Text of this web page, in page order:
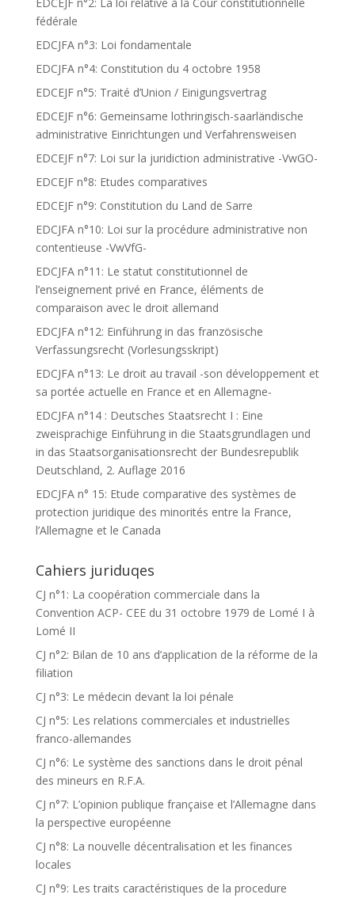
fédérale
EDCJFA n°3: Loi fondamentale
EDCJFA n°4: Constitution du 4 octobre 1958
EDCEJF n°5: Traité d’Union / Einigungsvertrag
EDCEJF n°6: Gemeinsame lothringisch-saarländische
administrative Einrichtungen und Verfahrensweisen
EDCEJF n°7: Loi sur la juridiction administrative -VwGO-
EDCEJF n°8: Etudes comparatives
EDCEJF n°9: Constitution du Land de Sarre
EDCJFA n°10: Loi sur la procédure administrative non
contentieuse -VwVfG-
EDCJFA n°11: Le statut constitutionnel de
l’enseignement privé en France, éléments de
comparaison avec le droit allemand
EDCJFA n°12: Einführung in das französische
Verfassungsrecht (Vorlesungsskript)
EDCJFA n°13: Le droit au travail -son développement et
sa portée actuelle en France et en Allemagne-
EDCJFA n°14 : Deutsches Staatsrecht I : Eine
zweisprachige Einführung in die Staatsgrundlagen und
in das Staatsorganisationsrecht der Bundesrepublik
Deutschland, 2. Auflage 2016
EDCJFA n° 15: Etude comparative des systèmes de
protection juridique des minorités entre la France,
l’Allemagne et le Canada
Cahiers juriduqes
CJ n°1: La coopération commerciale dans la
Convention ACP- CEE du 31 octobre 1979 de Lomé I à
Lomé II
CJ n°2: Bilan de 10 ans d’application de la réforme de la
filiation
CJ n°3: Le médecin devant la loi pénale
CJ n°5: Les relations commerciales et industrielles
franco-allemandes
CJ n°6: Le système des sanctions dans le droit pénal
des mineurs en R.F.A.
CJ n°7: L’opinion publique française et l’Allemagne dans
la perspective européenne
CJ n°8: La nouvelle décentralisation et les finances
locales
CJ n°9: Les traits caractéristiques de la procedure